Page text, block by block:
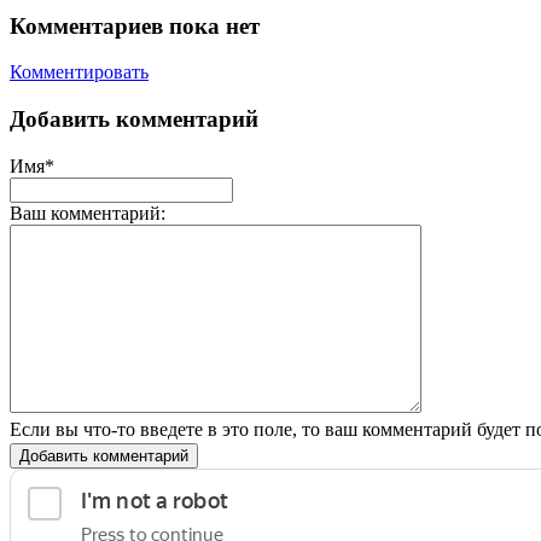
Комментариев пока нет
Комментировать
Добавить комментарий
Имя*
Ваш комментарий:
Если вы что-то введете в это поле, то ваш комментарий будет
Добавить комментарий